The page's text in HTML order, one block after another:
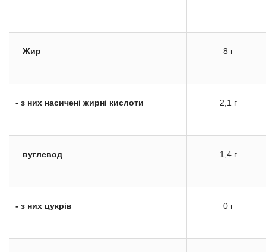
Жир 8 г
- з них насичені жирні кислоти 2,1 г
вуглевод 1,4 г
- з них цукрів 0 г